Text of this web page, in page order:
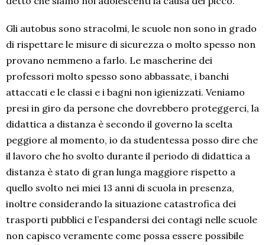
Gli autobus sono stracolmi, le scuole non sono in grado
di rispettare le misure di sicurezza o molto spesso non
provano nemmeno a farlo. Le mascherine dei
professori molto spesso sono abbassate, i banchi
attaccati e le classi e i bagni non igienizzati. Veniamo
presi in giro da persone che dovrebbero proteggerci, la
didattica a distanza è secondo il governo la scelta
peggiore al momento, io da studentessa posso dire che
il lavoro che ho svolto durante il periodo di didattica a
distanza è stato di gran lunga maggiore rispetto a
quello svolto nei miei 13 anni di scuola in presenza,
inoltre considerando la situazione catastrofica dei
trasporti pubblici e l’espandersi dei contagi nelle scuole
non capisco veramente come possa essere possibile